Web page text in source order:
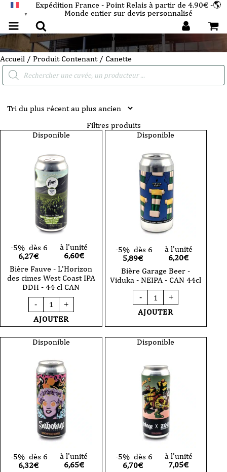
▼
Expédition France - Point Relais à partir de 4.90€ -🌎
Monde entier sur devis personnalisé
Canette
Accueil / Produit Contenant / Canette
Recherche
Filtres produits
Disponible
-5% dès 6
6,27€
à l'unité
6,60€
Bière Fauve - L'Horizon
des cimes West Coast IPA
DDH - 44 cl CAN
-
quantité
de
Bière
Fauve
L'Horizon
des
West
Coast
IPA
DDH
-
44
cl
CAN
+
AJOUTER
Disponible
-5% dès 6
5,89€
à l'unité
6,20€
Bière Garage Beer -
Viduka - NEIPA - CAN 44cl
-
quantité
de
Bière
Garage
Beer
Viduka
-
CAN
44cl
+
AJOUTER
Disponible
-5% dès 6
6,32€
à l'unité
6,65€
Disponible
-5% dès 6
6,70€
à l'unité
7,05€